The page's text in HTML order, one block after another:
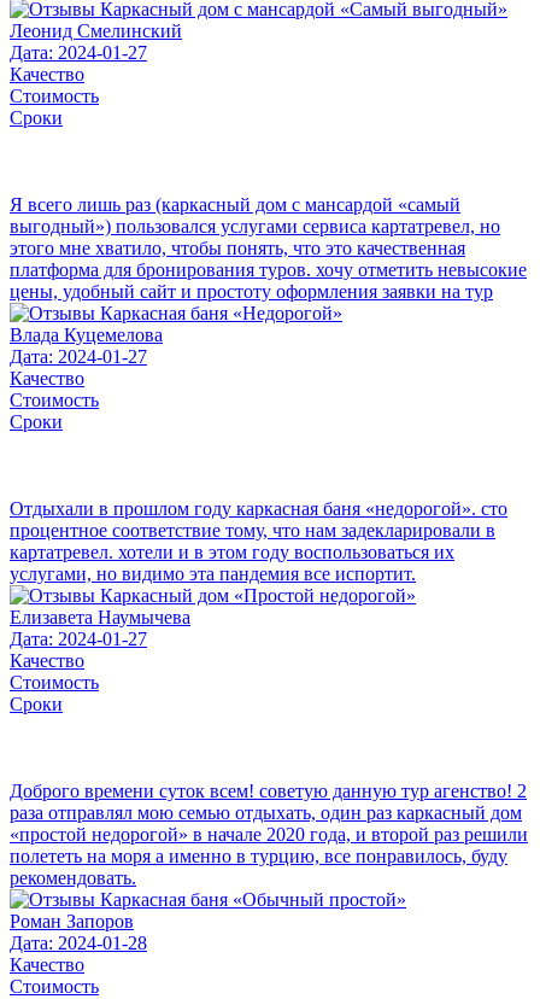
Леонид Смелинский
Дата: 2024-01-27
Качество
Стоимость
Сроки
Я всего лишь раз (каркасный дом с мансардой «самый
выгодный») пользовался услугами сервиса картатревел, но
этого мне хватило, чтобы понять, что это качественная
платформа для бронирования туров. хочу отметить невысокие
цены, удобный сайт и простоту оформления заявки на тур
Влада Куцемелова
Дата: 2024-01-27
Качество
Стоимость
Сроки
Отдыхали в прошлом году каркасная баня «недорогой». сто
процентное соответствие тому, что нам задекларировали в
картатревел. хотели и в этом году воспользоваться их
услугами, но видимо эта пандемия все испортит.
Елизавета Наумычева
Дата: 2024-01-27
Качество
Стоимость
Сроки
Доброго времени суток всем! советую данную тур агенство! 2
раза отправлял мою семью отдыхать, один раз каркасный дом
«простой недорогой» в начале 2020 года, и второй раз решили
полететь на моря а именно в турцию, все понравилось, буду
рекомендовать.
Роман Запоров
Дата: 2024-01-28
Качество
Стоимость